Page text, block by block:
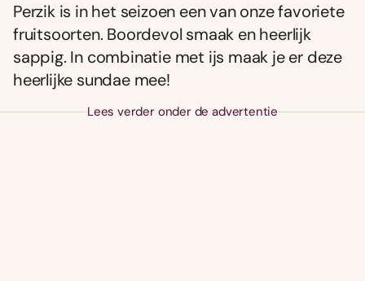
Perzik is in het seizoen een van onze favoriete
fruitsoorten. Boordevol smaak en heerlijk
sappig. In combinatie met ijs maak je er deze
heerlijke sundae mee!
Lees verder onder de advertentie